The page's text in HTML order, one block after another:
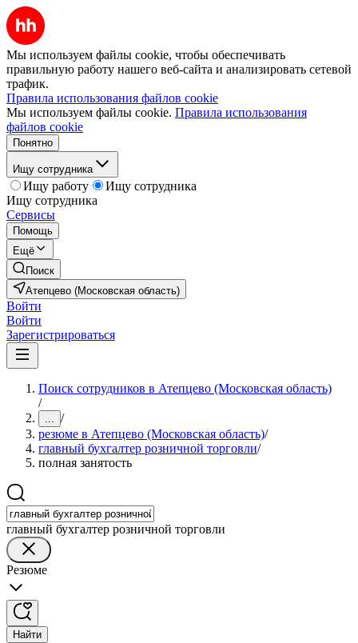
Мы используем файлы cookie, чтобы обеспечивать
правильную работу нашего веб-сайта и анализировать сетевой
трафик.
Правила использования файлов cookie
Мы используем файлы cookie. Правила использования
файлов cookie
Понятно
Ищу сотрудника
Ищу работу
Ищу сотрудника
Ищу сотрудника
Сервисы
Помощь
Ещё
Поиск
Атепцево (Московская область)
Войти
Войти
Зарегистрироваться
Поиск сотрудников в Атепцево (Московская область)
/
... /
резюме в Атепцево (Московская область)/
главный бухгалтер розничной торговли/
полная занятость
главный бухгалтер розничной торговли
Резюме
Найти